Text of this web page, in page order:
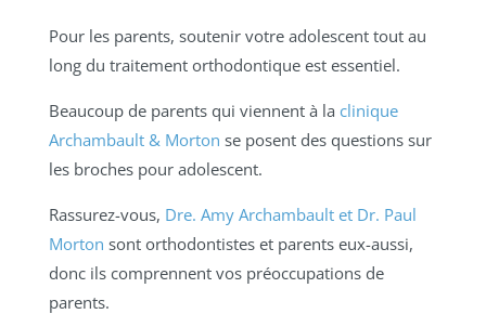
Pour les parents, soutenir votre adolescent tout au
long du traitement orthodontique est essentiel.
Beaucoup de parents qui viennent à la clinique
Archambault & Morton se posent des questions sur
les broches pour adolescent.
Rassurez-vous, Dre. Amy Archambault et Dr. Paul
Morton sont orthodontistes et parents eux-aussi,
donc ils comprennent vos préoccupations de
parents.